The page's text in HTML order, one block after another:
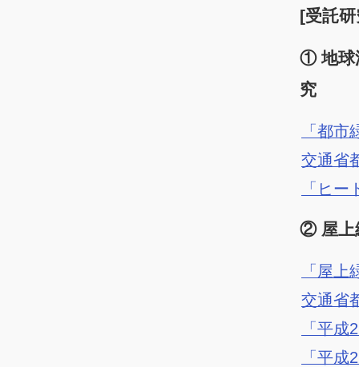
[受託
① 地球
究
「都
交通省
「ヒ
② 屋上
「屋
交通省
「平
「平